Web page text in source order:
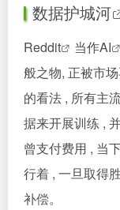
数据护城河
Reddit 当作AI
般之物, 正被市
的看法 , 所有主
据来开展训练 ,
曾支付费用 , 当
行着 , 一旦取得
补偿。